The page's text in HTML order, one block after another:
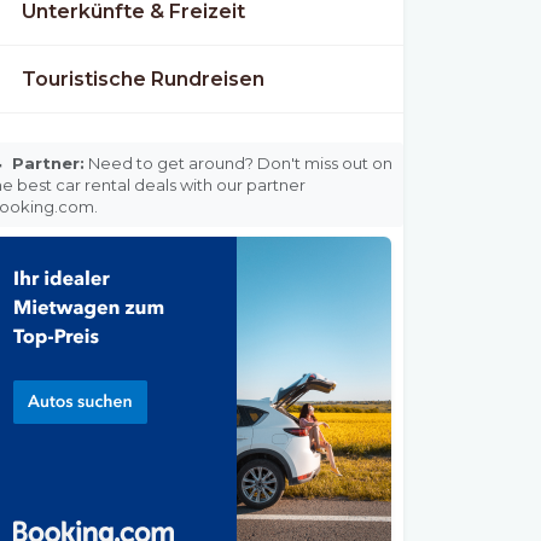
Unterkünfte & Freizeit
Touristische Rundreisen
Partner: Need to get around? Don't miss out on
best car rental deals with our partner